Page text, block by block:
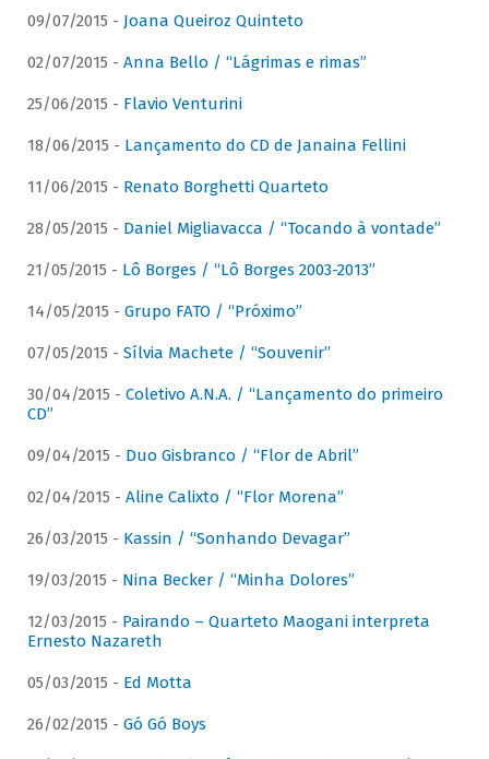
09/07/2015 - Joana Queiroz Quinteto
02/07/2015 - Anna Bello / “Lágrimas e rimas”
25/06/2015 - Flavio Venturini
18/06/2015 - Lançamento do CD de Janaina Fellini
11/06/2015 - Renato Borghetti Quarteto
28/05/2015 - Daniel Migliavacca / “Tocando à vontade”
21/05/2015 - Lô Borges / “Lô Borges 2003-2013”
14/05/2015 - Grupo FATO / “Próximo”
07/05/2015 - Sílvia Machete / “Souvenir”
30/04/2015 - Coletivo A.N.A. / “Lançamento do primeiro
CD”
09/04/2015 - Duo Gisbranco / “Flor de Abril”
02/04/2015 - Aline Calixto / “Flor Morena”
26/03/2015 - Kassin / “Sonhando Devagar”
19/03/2015 - Nina Becker / “Minha Dolores”
12/03/2015 - Pairando – Quarteto Maogani interpreta
Ernesto Nazareth
05/03/2015 - Ed Motta
26/02/2015 - Gó Gó Boys